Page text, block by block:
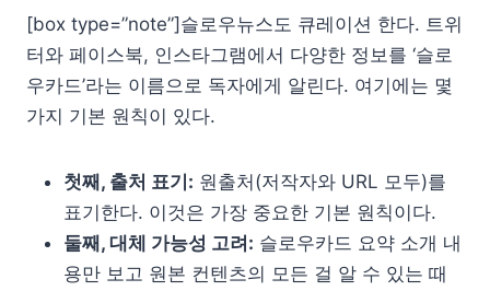
[box type=”note”]슬로우뉴스도 큐레이션 한다. 트위
터와 페이스북, 인스타그램에서 다양한 정보를 ‘슬로
우카드’라는 이름으로 독자에게 알린다. 여기에는 몇
가지 기본 원칙이 있다.
첫째, 출처 표기: 원출처(저작자와 URL 모두)를
표기한다. 이것은 가장 중요한 기본 원칙이다.
둘째, 대체 가능성 고려: 슬로우카드 요약 소개 내
용만 보고 원본 컨텐츠의 모든 걸 알 수 있는 때